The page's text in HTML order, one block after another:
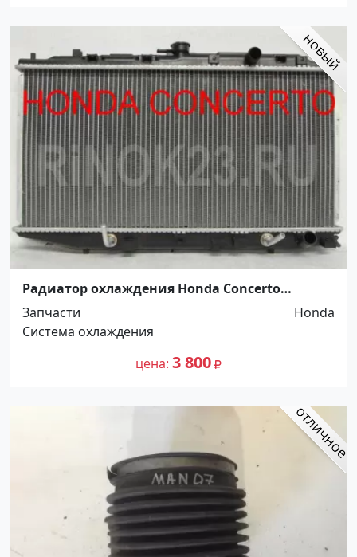
Радиатор охлаждения Honda Concerto
Краснодар
Запчасти
Honda
Система охлаждения
цена 3 800